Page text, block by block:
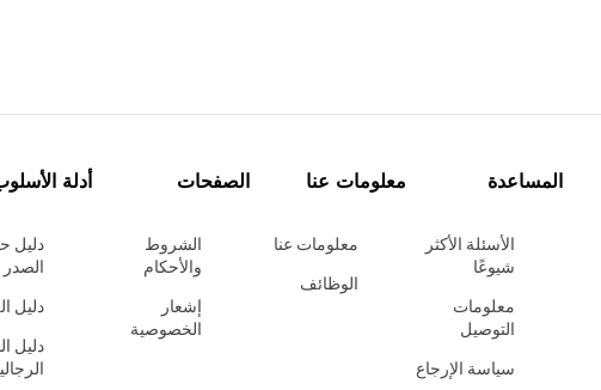
المساعدة
الأسئلة الأكثر
شيوعًا
معلومات
التوصيل
سياسة الإرجاع
معلومات عنا
معلومات عنا
الوظائف
الصفحات
الشروط
والأحكام
إشعار
الخصوصية
أدلة
دليل
الصدر
دليل
دليل